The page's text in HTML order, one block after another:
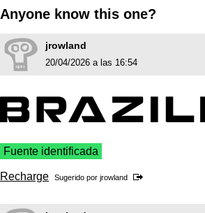
Anyone know this one?
jrowland
20/04/2026 a las 16:54
Fuente identificada
Recharge Sugerido por jrowland